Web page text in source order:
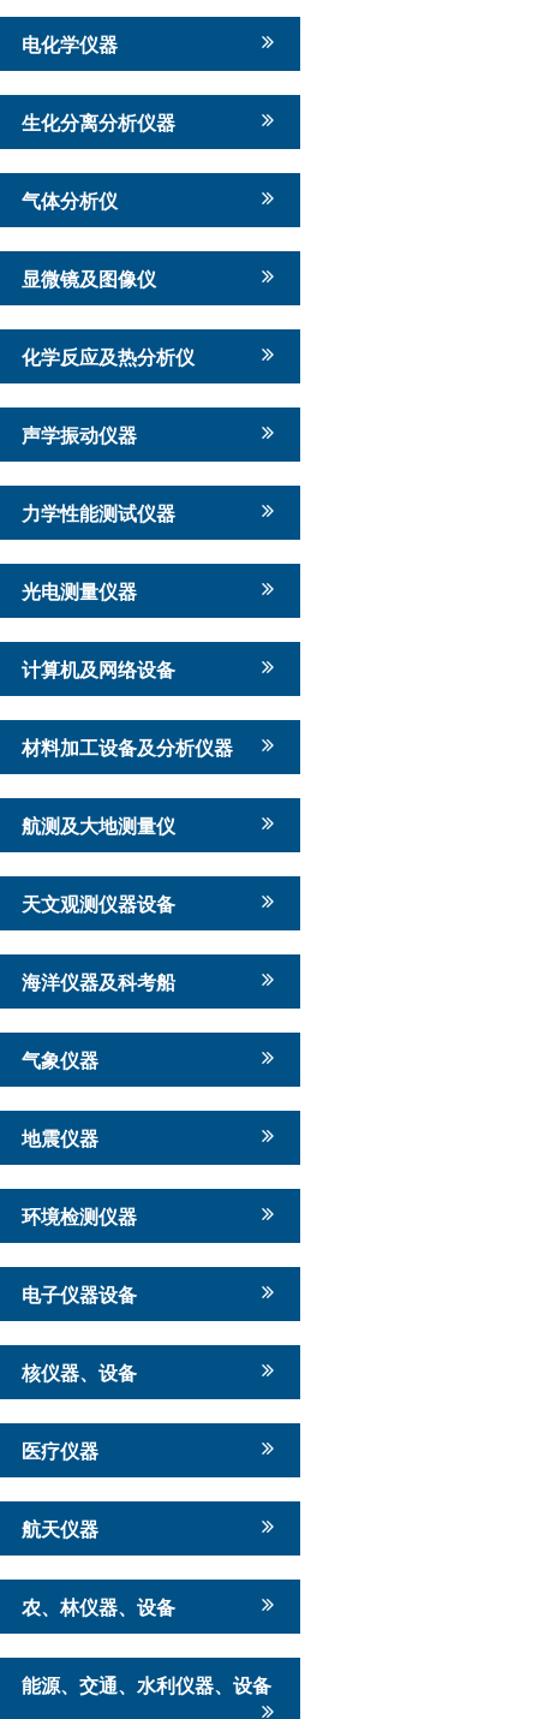
电化学仪器
生化分离分析仪器
气体分析仪
显微镜及图像仪
化学反应及热分析仪
声学振动仪器
力学性能测试仪器
光电测量仪器
计算机及网络设备
材料加工设备及分析仪器
航测及大地测量仪
天文观测仪器设备
海洋仪器及科考船
气象仪器
地震仪器
环境检测仪器
电子仪器设备
核仪器、设备
医疗仪器
航天仪器
农、林仪器、设备
能源、交通、水利仪器、设备